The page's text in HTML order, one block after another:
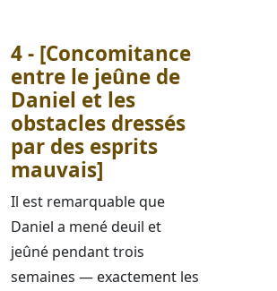
4 - [Concomitance
entre le jeûne de
Daniel et les
obstacles dressés
par des esprits
mauvais]
Il est remarquable que
Daniel a mené deuil et
jeûné pendant trois
semaines — exactement les